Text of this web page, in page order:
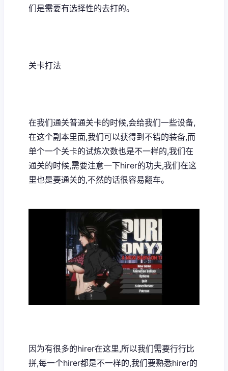
们是需要有选择性的去打的。
关卡打法
在我们通关普通关卡的时候,会给我们一些设备,
在这个副本里面,我们可以获得到不错的装备,而
单个一个关卡的试炼次数也是不一样的,我们在
通关的时候,需要注意一下hirer的功夫,我们在这
里也是要通关的,不然的话很容易翻车。
因为有很多的hirer在这里,所以我们需要行行比
拼,每一个hirer都是不一样的,我们要熟悉hirer的